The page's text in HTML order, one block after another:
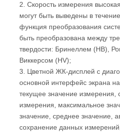
2. Скорость измерения
могут быть выведены в
функция преобразования
быть преобразована между
твердости: Бринеллем (HB),
Виккерсом (HV);
3. Цветной ЖК-дисплей с
основной интерфейс экрана
текущее значение измерения,
измерения, максимальное
значение, среднее значение,
сохранение данных